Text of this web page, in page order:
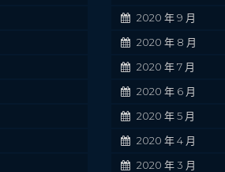
2020 年 9 月
2020 年 8 月
2020 年 7 月
2020 年 6 月
2020 年 5 月
2020 年 4 月
2020 年 3 月